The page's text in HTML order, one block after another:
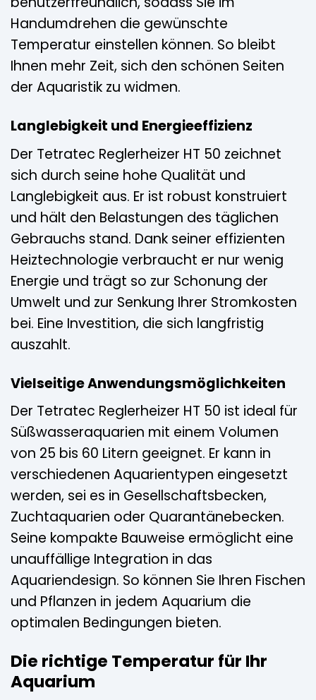
Handumdrehen die gewünschte
Temperatur einstellen können. So bleibt
Ihnen mehr Zeit, sich den schönen Seiten
der Aquaristik zu widmen.
Langlebigkeit und Energieeffizienz
Der Tetratec Reglerheizer HT 50 zeichnet
sich durch seine hohe Qualität und
Langlebigkeit aus. Er ist robust konstruiert
und hält den Belastungen des täglichen
Gebrauchs stand. Dank seiner effizienten
Heiztechnologie verbraucht er nur wenig
Energie und trägt so zur Schonung der
Umwelt und zur Senkung Ihrer Stromkosten
bei. Eine Investition, die sich langfristig
auszahlt.
Vielseitige Anwendungsmöglichkeiten
Der Tetratec Reglerheizer HT 50 ist ideal für
Süßwasseraquarien mit einem Volumen
von 25 bis 60 Litern geeignet. Er kann in
verschiedenen Aquarientypen eingesetzt
werden, sei es in Gesellschaftsbecken,
Zuchtaquarien oder Quarantänebecken.
Seine kompakte Bauweise ermöglicht eine
unauffällige Integration in das
Aquariendesign. So können Sie Ihren Fischen
und Pflanzen in jedem Aquarium die
optimalen Bedingungen bieten.
Die richtige Temperatur für Ihr
Aquarium